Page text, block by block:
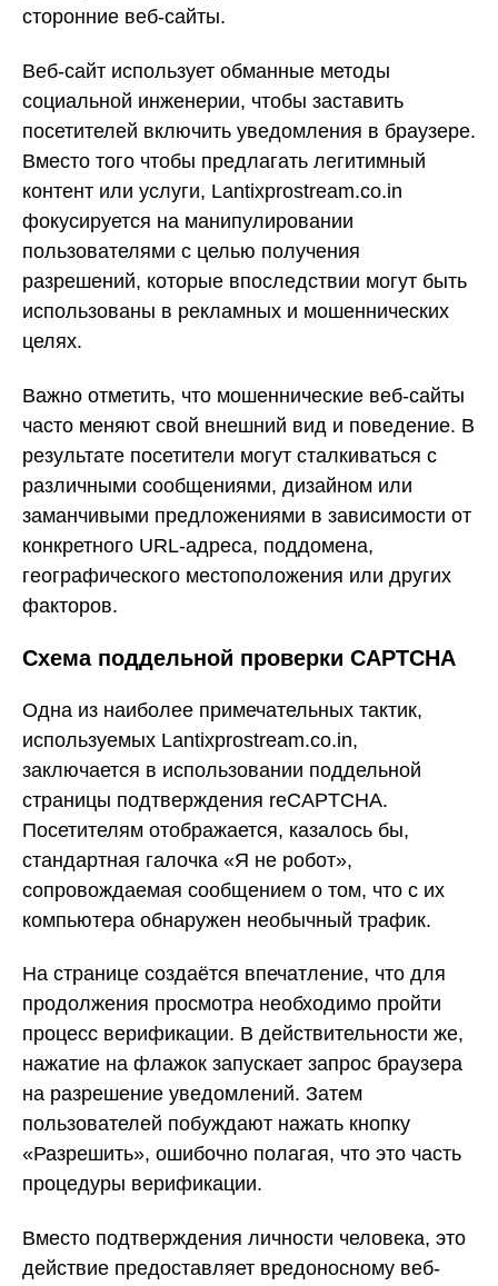
сторонние веб-сайты.
Веб-сайт использует обманные методы
социальной инженерии, чтобы заставить
посетителей включить уведомления в браузере.
Вместо того чтобы предлагать легитимный
контент или услуги, Lantixprostream.co.in
фокусируется на манипулировании
пользователями с целью получения
разрешений, которые впоследствии могут быть
использованы в рекламных и мошеннических
целях.
Важно отметить, что мошеннические веб-сайты
часто меняют свой внешний вид и поведение. В
результате посетители могут сталкиваться с
различными сообщениями, дизайном или
заманчивыми предложениями в зависимости от
конкретного URL-адреса, поддомена,
географического местоположения или других
факторов.
Схема поддельной проверки CAPTCHA
Одна из наиболее примечательных тактик,
используемых Lantixprostream.co.in,
заключается в использовании поддельной
страницы подтверждения reCAPTCHA.
Посетителям отображается, казалось бы,
стандартная галочка «Я не робот»,
сопровождаемая сообщением о том, что с их
компьютера обнаружен необычный трафик.
На странице создаётся впечатление, что для
продолжения просмотра необходимо пройти
процесс верификации. В действительности же,
нажатие на флажок запускает запрос браузера
на разрешение уведомлений. Затем
пользователей побуждают нажать кнопку
«Разрешить», ошибочно полагая, что это часть
процедуры верификации.
Вместо подтверждения личности человека, это
действие предоставляет вредоносному веб-